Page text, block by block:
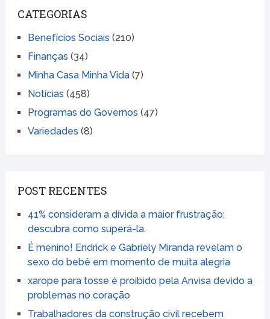
CATEGORIAS
Benefícios Sociais (210)
Finanças (34)
Minha Casa Minha Vida(7)
Notícias (458)
Programas do Governos (47)
Variedades (8)
POST RECENTES
41% consideram a dívida a maior frustração;
descubra como superá-la.
É menino! Endrick e Gabriely Miranda revelam o
sexo do bebê em momento de muita alegria
xarope para tosse é proibido pela Anvisa devido a
problemas no coração
Trabalhadores da construção civil recebem